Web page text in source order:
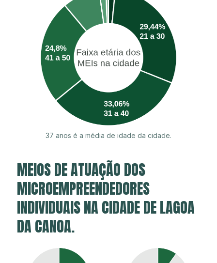
37 anos é a média de idade da cidade.
MEIOS DE ATUAÇÃO DOS
MICROEMPREENDEDORES
INDIVIDUAIS NA CIDADE DE LAGOA
DA CANOA.